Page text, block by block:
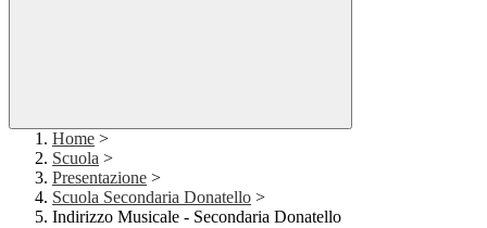
Home >
Scuola >
Presentazione >
Scuola Secondaria Donatello >
Indirizzo Musicale - Secondaria Donatello